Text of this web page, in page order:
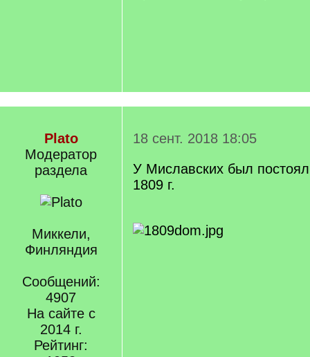
Plato
Модератор
раздела
Миккели,
Финляндия
Сообщений:
4907
На сайте с
2014 г.
Рейтинг:
18 сент. 2018 18:05
У Миславских был
1809 г.